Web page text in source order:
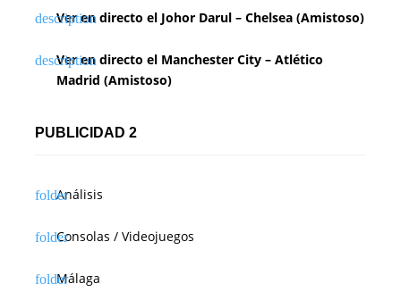
Ver en directo el Johor Darul – Chelsea (Amistoso)
Ver en directo el Manchester City – Atlético
Madrid (Amistoso)
PUBLICIDAD 2
Análisis
Consolas / Videojuegos
Málaga